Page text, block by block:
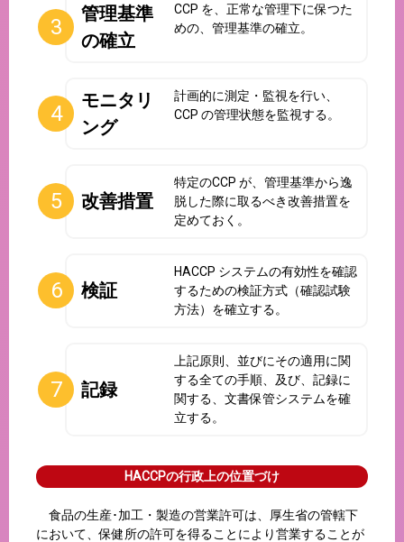
管理基準
の確立
CCP を、正常な管理下に保つた
めの、管理基準の確立。
モニタリ
ング
計画的に測定・監視を行い、
CCP の管理状態を監視する。
改善措置
特定のCCP が、管理基準から逸
脱した際に取るべき改善措置を
定めておく。
検証
HACCP システムの有効性を確認
するための検証方式（確認試験
方法）を確立する。
記録
上記原則、並びにその適用に関
する全ての手順、及び、記録に
関する、文書保管システムを確
立する。
HACCPの行政上の位置づけ
食品の生産･加工・製造の営業許可は、厚生省の管轄下
において、保健所の許可を得ることにより営業することが